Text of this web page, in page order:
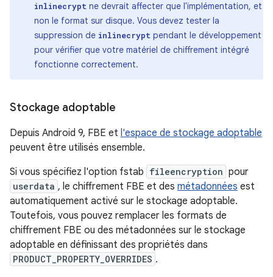
inlinecrypt ne devrait affecter que l'implémentation, et
non le format sur disque. Vous devez tester la
suppression de inlinecrypt pendant le développement
pour vérifier que votre matériel de chiffrement intégré
fonctionne correctement.
Stockage adoptable
Depuis Android 9, FBE et l'espace de stockage adoptable
peuvent être utilisés ensemble.
Si vous spécifiez l'option fstab fileencryption pour
userdata , le chiffrement FBE et des métadonnées est
automatiquement activé sur le stockage adoptable.
Toutefois, vous pouvez remplacer les formats de
chiffrement FBE ou des métadonnées sur le stockage
adoptable en définissant des propriétés dans
PRODUCT_PROPERTY_OVERRIDES .